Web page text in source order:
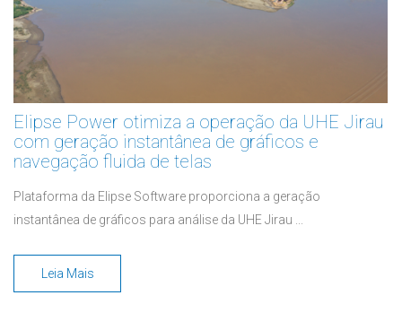
Elipse Power otimiza a operação da UHE Jirau
com geração instantânea de gráficos e
navegação fluida de telas
Plataforma da Elipse Software proporciona a geração
instantânea de gráficos para análise da UHE Jirau ...
Leia Mais